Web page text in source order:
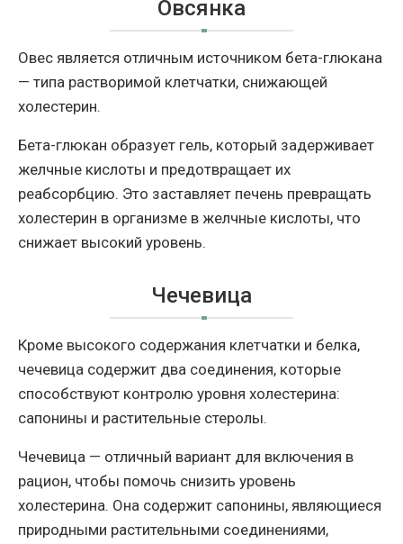
Овсянка
Овес является отличным источником бета-глюкана
— типа растворимой клетчатки, снижающей
холестерин.
Бета-глюкан образует гель, который задерживает
желчные кислоты и предотвращает их
реабсорбцию. Это заставляет печень превращать
холестерин в организме в желчные кислоты, что
снижает высокий уровень.
Чечевица
Кроме высокого содержания клетчатки и белка,
чечевица содержит два соединения, которые
способствуют контролю уровня холестерина:
сапонины и растительные стеролы.
Чечевица — отличный вариант для включения в
рацион, чтобы помочь снизить уровень
холестерина. Она содержит сапонины, являющиеся
природными растительными соединениями,